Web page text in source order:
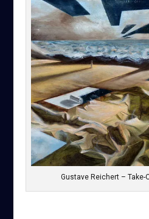
Gustave Reichert – Take-